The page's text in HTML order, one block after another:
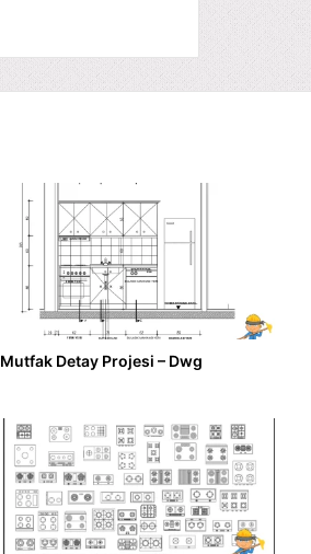
Mutfak Detay Projesi – Dwg